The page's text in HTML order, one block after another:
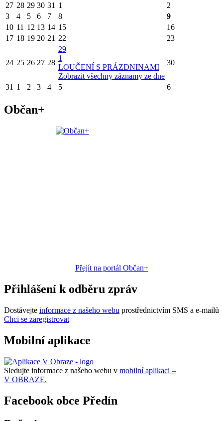
27 28 29 30 31 1
2
3
4 5 6 7 8
9
10 11 12 13 14 15
16
17 18 19 20 21 22 23
24 25 26 27 28
29
1
LOUČENÍ S PRÁZDNINAMI
Zobrazit všechny záznamy ze dne
30
31 1 2 3 4 5 6
Občan+
Přejít na portál Občan+
Přihlášení k odběru zpráv
Dostávejte informace z našeho webu prostřednictvím SMS a e-mailů
Chci se zaregistrovat
Mobilní aplikace
Sledujte informace z našeho webu v mobilní aplikaci –
V OBRAZE.
Facebook obce Předín